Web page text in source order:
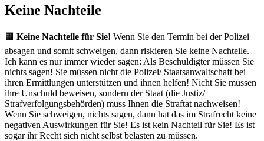
Keine Nachteile
🟧 Keine Nachteile für Sie! Wenn Sie den Termin bei der Polizei
absagen und somit schweigen, dann riskieren Sie keine Nachteile.
Ich kann es nur immer wieder sagen: Als Beschuldigter müssen Sie
nichts sagen! Sie müssen nicht die Polizei/ Staatsanwaltschaft bei
ihren Ermittlungen unterstützen und ihnen helfen! Nicht Sie müssen
ihre Unschuld beweisen, sondern der Staat (die Justiz/
Strafverfolgungsbehörden) muss Ihnen die Straftat nachweisen!
Wenn Sie schweigen, nichts sagen, dann hat das im Strafrecht keine
negativen Auswirkungen für Sie! Es ist kein Nachteil für Sie! Es ist
sogar ihr Recht sich nicht selbst belasten zu müssen.